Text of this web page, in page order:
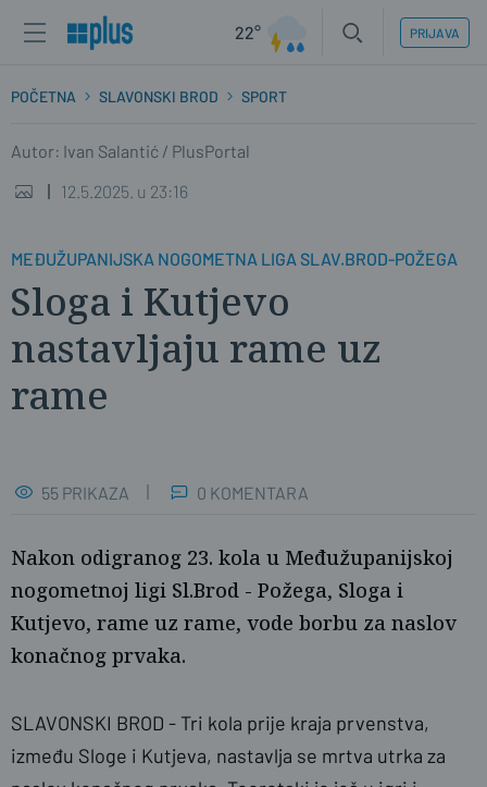
22° PRIJAVA
POČETNA SLAVONSKI BROD SPORT
Autor: Ivan Salantić / PlusPortal
12.5.2025. u 23:16
MEĐUŽUPANIJSKA NOGOMETNA LIGA SLAV.BROD-POŽEGA
Sloga i Kutjevo
nastavljaju rame uz
rame
55 PRIKAZA 0 KOMENTARA
Nakon odigranog 23. kola u Međužupanijskoj
nogometnoj ligi Sl.Brod - Požega, Sloga i
Kutjevo, rame uz rame, vode borbu za naslov
konačnog prvaka.
SLAVONSKI BROD - Tri kola prije kraja prvenstva,
između Sloge i Kutjeva, nastavlja se mrtva utrka za